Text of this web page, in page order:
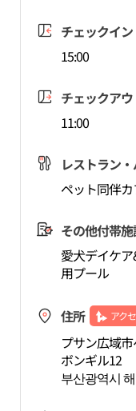
チェックイン
15:00
チェックアウ
11:00
レストラン
ペット同伴
その他付帯
愛犬デイケ
用プール
住所 アク
プサン広域
ボンギル12
부산광역시